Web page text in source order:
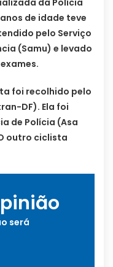
da Polícia
de idade teve
pelo Serviço
(Samu) e levado
foi recolhido pelo
DF). Ela foi
de Polícia (Asa
outro ciclista
será